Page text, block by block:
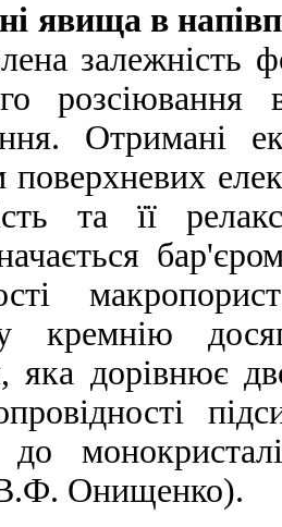
явища в
залежність
розсіювання
Отримані
та її
кремнію
яка дорівнює
Онищенко).